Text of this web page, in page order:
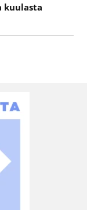
kuulasta